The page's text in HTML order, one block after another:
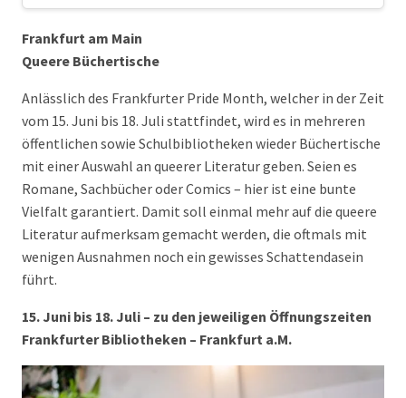
Frankfurt am Main
Queere Büchertische
Anlässlich des Frankfurter Pride Month, welcher in der Zeit
vom 15. Juni bis 18. Juli stattfindet, wird es in mehreren
öffentlichen sowie Schulbibliotheken wieder Büchertische
mit einer Auswahl an queerer Literatur geben. Seien es
Romane, Sachbücher oder Comics – hier ist eine bunte
Vielfalt garantiert. Damit soll einmal mehr auf die queere
Literatur aufmerksam gemacht werden, die oftmals mit
wenigen Ausnahmen noch ein gewisses Schattendasein
führt.
15. Juni bis 18. Juli – zu den jeweiligen Öffnungszeiten
Frankfurter Bibliotheken – Frankfurt a.M.